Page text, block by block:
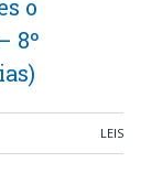
o
8º
LEIS